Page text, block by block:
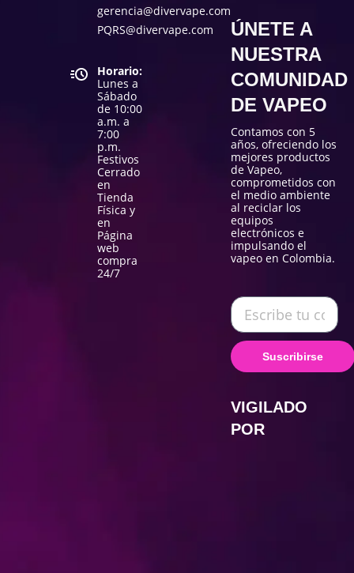
gerencia@divervape.com
PQRS@divervape.com
Horario:
Lunes a
Sábado
de 10:00
a.m. a
7:00
p.m.
Festivos
Cerrado
en
Tienda
Física y
en
Página
web
compra
24/7
ÚNETE A
NUESTRA
COMUNIDAD
DE VAPEO
Contamos con 5
años, ofreciendo los
mejores productos
de Vapeo,
comprometidos con
el medio ambiente
al reciclar los
equipos
electrónicos e
impulsando el
vapeo en Colombia.
Suscribirse
VIGILADO
POR